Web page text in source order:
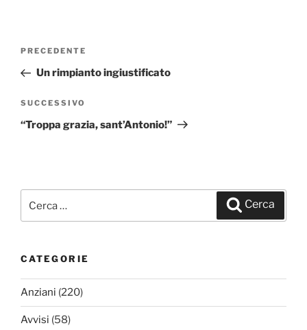
Navigazione
Articolo
precedente:
PRECEDENTE
Un rimpianto ingiustificato
Articolo
successivo
SUCCESSIVO
“Troppa grazia, sant’Antonio!”
Cerca
CATEGORIE
Anziani (220)
Avvisi (58)